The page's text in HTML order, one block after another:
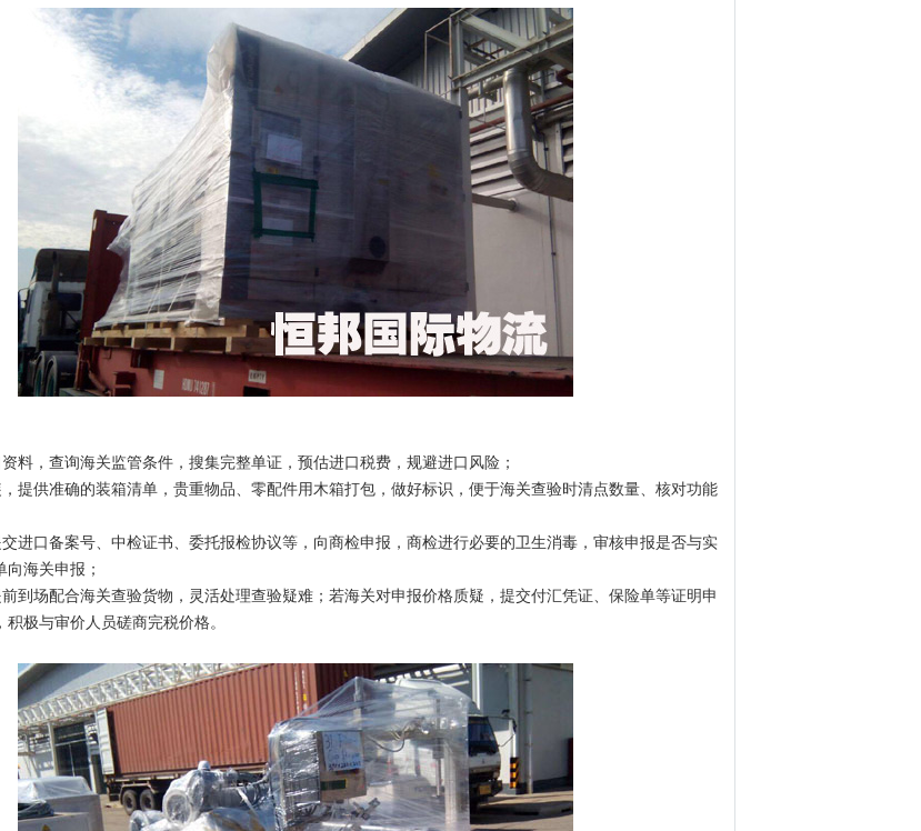
料，查询海关监管条件，搜集完整单证，预估进口税费，规避进口风险；
提供准确的装箱清单，贵重物品、零配件用木箱打包，做好标识，便于海关查验时清点数量、核对功能
进口备案号、中检证书、委托报检协议等，向商检申报，商检进行必要的卫生消毒，审核申报是否与实
海关申报；
到场配合海关查验货物，灵活处理查验疑难；若海关对申报价格质疑，提交付汇凭证、保险单等证明申
极与审价人员磋商完税价格。